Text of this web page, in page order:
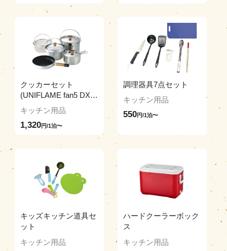
クッカーセット
(UNIFLAME fan5 DX※
ガス火専用)
キッチン用品
1,320円/1泊〜
調理器具7点セット
キッチン用品
550円/1泊〜
キッズキッチン道具セ
ット
キッチン用品
ハードクーラーボック
ス
キッチン用品